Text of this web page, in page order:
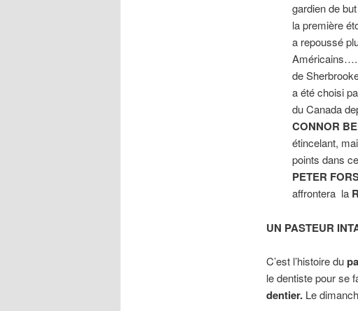
gardien de
la première
a repoussé
de
a été choisi
du Canada
CONNOR
étincelant,
points dans
PETER
affrontera la
UN PASTEUR
C’est l’histoire du
le dentiste pour se
dentier.Le